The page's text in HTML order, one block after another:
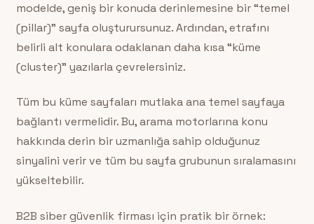
modelde, geniş bir konuda derinlemesine bir “temel
(pillar)” sayfa oluşturursunuz. Ardından, etrafını
belirli alt konulara odaklanan daha kısa “küme
(cluster)” yazılarla çevrelersiniz.
Tüm bu küme sayfaları mutlaka ana temel sayfaya
bağlantı vermelidir. Bu, arama motorlarına konu
hakkında derin bir uzmanlığa sahip olduğunuz
sinyalini verir ve tüm bu sayfa grubunun sıralamasını
yükseltebilir.
B2B siber güvenlik firması için pratik bir örnek: